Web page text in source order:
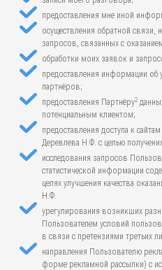
предоставления мне иной
осуществления обратной связи,
запросов, связанных с
обработки моих заявок и
предоставления информации об
партнёров;
предоставления Партнёру2
потенциальным клиентом;
предоставления доступа к
Деревлева Н.Ф. с целью
исследования запросов
статистической информации
целях улучшения качества
Н.Ф.
урегулирования возникших
Пользователем условий
в связи с претензиями третьих
направления Пользователю
форме рекламной рассылки) с